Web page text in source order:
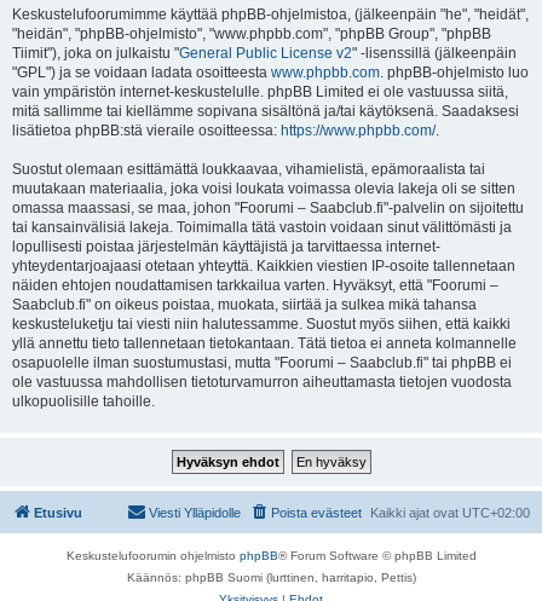
Keskustelufoorumimme käyttää phpBB-ohjelmistoa, (jälkeenpäin "he", "heidät",
"heidän", "phpBB-ohjelmisto", "www.phpbb.com", "phpBB Group", "phpBB
Tiimit"), joka on julkaistu "General Public License v2" -lisenssillä (jälkeenpäin
"GPL") ja se voidaan ladata osoitteesta www.phpbb.com. phpBB-ohjelmisto luo
vain ympäristön internet-keskustelulle. phpBB Limited ei ole vastuussa siitä,
mitä sallimme tai kiellämme sopivana sisältönä ja/tai käytöksenä. Saadaksesi
lisätietoa phpBB:stä vieraile osoitteessa: https://www.phpbb.com/.
Suostut olemaan esittämättä loukkaavaa, vihamielistä, epämoraalista tai
muutakaan materiaalia, joka voisi loukata voimassa olevia lakeja oli se sitten
omassa maassasi, se maa, johon "Foorumi – Saabclub.fi"-palvelin on sijoitettu
tai kansainvälisiä lakeja. Toimimalla tätä vastoin voidaan sinut välittömästi ja
lopullisesti poistaa järjestelmän käyttäjistä ja tarvittaessa internet-
yhteydentarjoajaasi otetaan yhteyttä. Kaikkien viestien IP-osoite tallennetaan
näiden ehtojen noudattamisen tarkkailua varten. Hyväksyt, että "Foorumi –
Saabclub.fi" on oikeus poistaa, muokata, siirtää ja sulkea mikä tahansa
keskusteluketju tai viesti niin halutessamme. Suostut myös siihen, että kaikki
yllä annettu tieto tallennetaan tietokantaan. Tätä tietoa ei anneta kolmannelle
osapuolelle ilman suostumustasi, mutta "Foorumi – Saabclub.fi" tai phpBB ei
ole vastuussa mahdollisen tietoturvamurron aiheuttamasta tietojen vuodosta
ulkopuolisille tahoille.
Etusivu Kaikki ajat ovat UTC+02:00
Poista evästeet
Viesti Ylläpidolle
Keskustelufoorumin ohjelmisto phpBB® Forum Software © phpBB Limited
Käännös: phpBB Suomi (lurttinen, harritapio, Pettis)